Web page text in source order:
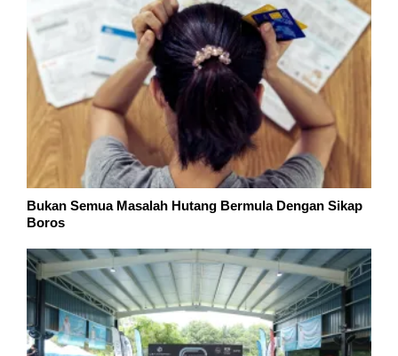
Bukan Semua Masalah Hutang Bermula Dengan Sikap
Boros